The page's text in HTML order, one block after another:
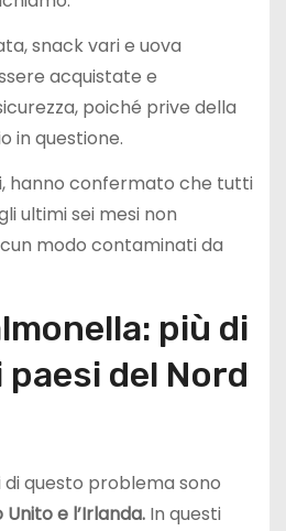
snack vari e uova
acquistate e
poiché prive della
in questione.
hanno confermato che tutti
ultimi sei mesi non
modo contaminati da
più di
del Nord
questo problema sono
Unito e l’Irlanda.In questi